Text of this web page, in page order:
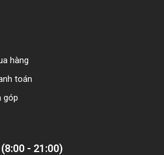
hàng
toán
góp
- 21:00)